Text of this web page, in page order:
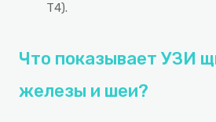
Т4).
Что показывает УЗИ
железы и шеи?